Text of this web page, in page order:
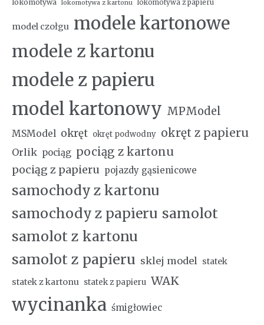
lokomotywa lokomotywa z kartonu lokomotywa z papieru
model czołgu modele kartonowe
modele z kartonu
modele z papieru
model kartonowy MPModel
MSModel okręt okręt podwodny okręt z papieru
Orlik pociąg pociąg z kartonu
pociąg z papieru pojazdy gąsienicowe
samochody z kartonu
samochody z papieru samolot
samolot z kartonu
samolot z papieru sklej model
statek
statek z kartonu statek z papieru WAK
wycinanka śmigłowiec